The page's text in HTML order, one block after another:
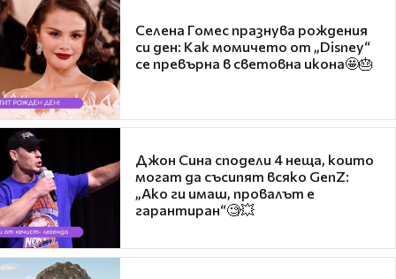
Селена Гомес празнува рождения
си ден: Как момичето от „Disney“
се превърна в световна икона🤩🎂
Джон Сина сподели 4 неща, които
могат да съсипят всяко GenZ:
„Ако ги имаш, провалът е
гарантиран“🧐💥